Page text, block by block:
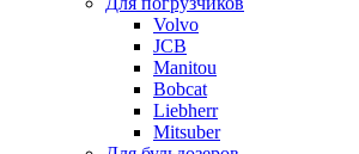
Volvo
JCB
Manitou
Bobcat
Liebherr
Mitsuber